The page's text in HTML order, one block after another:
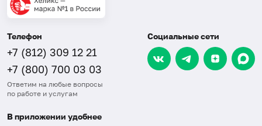
Телефон
+7 (812) 309 12 21
+7 (800) 700 03 03
Ответим на любые вопросы
по работе и услугам
Социальные сети
В приложении удобнее